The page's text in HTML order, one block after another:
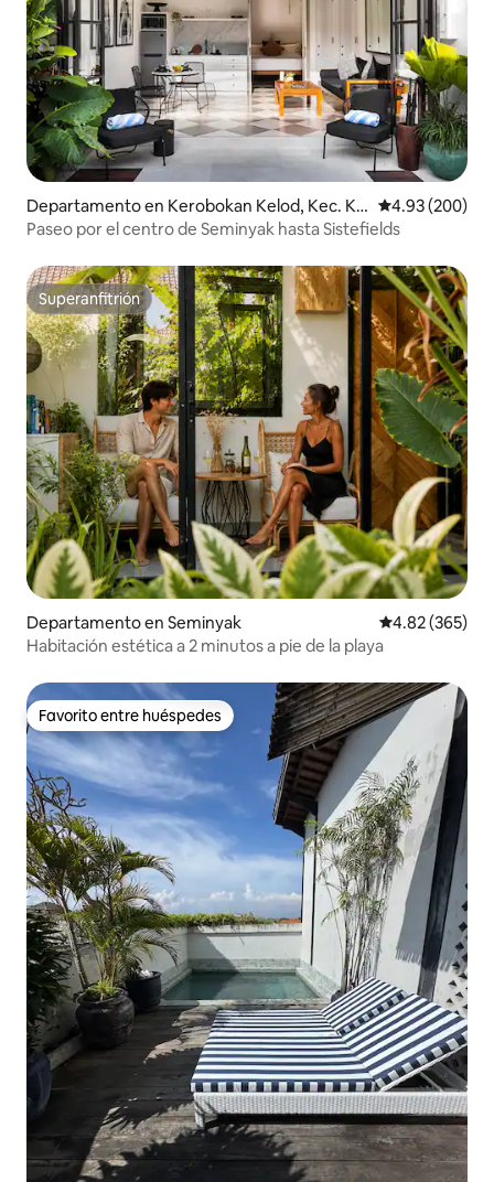
Departamento en Kerobokan Kelod, Kec. Ku
ta Utara, Kabupaten Badung
Calificación
4.93 (200)
Paseo por el centro de Seminyak hasta Sistefields
Superanfitrión
Superanfitrión
Departamento en Seminyak Calificación
4.82 (365)
Habitación estética a 2 minutos a pie de la playa
Favorito entre huéspedes
Favorito entre huéspedes